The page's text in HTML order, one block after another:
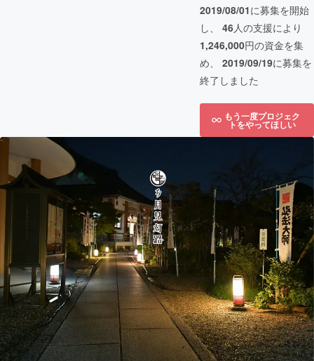
2019/08/01に募集を開始
し、 46人の支援により
1,246,000円の資金を集
め、 2019/09/19に募集を
終了しました
もう一度プロジェク
トをやってほしい